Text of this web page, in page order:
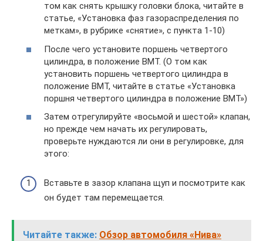
том как снять крышку головки блока, читайте в
статье, «Установка фаз газораспределения по
меткам», в рубрике «снятие», с пункта 1-10)
После чего установите поршень четвертого
цилиндра, в положение ВМТ. (О том как
установить поршень четвертого цилиндра в
положение ВМТ, читайте в статье «Установка
поршня четвертого цилиндра в положение ВМТ»)
Затем отрегулируйте «восьмой и шестой» клапан,
но прежде чем начать их регулировать,
проверьте нуждаются ли они в регулировке, для
этого:
Вставьте в зазор клапана щуп и посмотрите как
он будет там перемещается.
Читайте также: Обзор автомобиля «Нива»